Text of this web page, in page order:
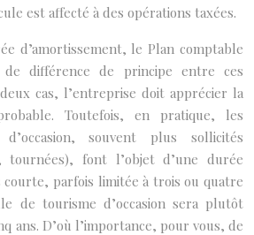
est affecté à des opérations taxées.
d’amortissement, le Plan comptable
différence de principe entre ces
cas, l’entreprise doit apprécier la
Toutefois, en pratique, les
souvent plus sollicités
tournées), font l’objet d’une durée
courte, parfois limitée à trois ou quatre
de tourisme d’occasion sera plutôt
ans. D’où l’importance, pour vous, de